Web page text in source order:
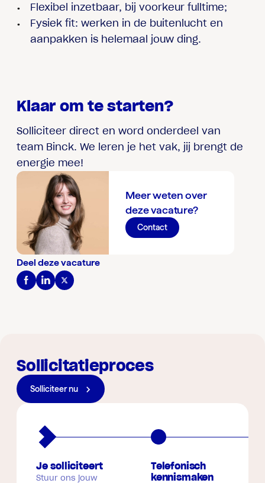
Flexibel inzetbaar, bij voorkeur fulltime;
Fysiek fit: werken in de buitenlucht en
aanpakken is helemaal jouw ding.
Klaar om te starten?
Solliciteer direct en word onderdeel van
team Binck. We leren je het vak, jij brengt de
energie mee!
Meer weten over
deze vacature?
Contact
Deel deze vacature
Sollicitatieproces
Solliciteer nu
Je solliciteert
Stuur ons jouw
Telefonisch
kennismaken